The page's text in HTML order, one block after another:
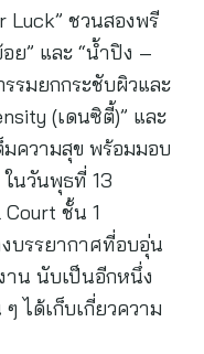
Luck” ชวนสองพรี
ย” และ “น้ำปิง –
รมยกกระชับผิวและ
(เดนซิตี้)” และ
มความสุข พร้อมมอบ
นวันพุธที่ 13
ชั้น 1
บรรยากาศที่อบอุ่น
าน นับเป็นอีกหนึ่ง
ได้เก็บเกี่ยวความ